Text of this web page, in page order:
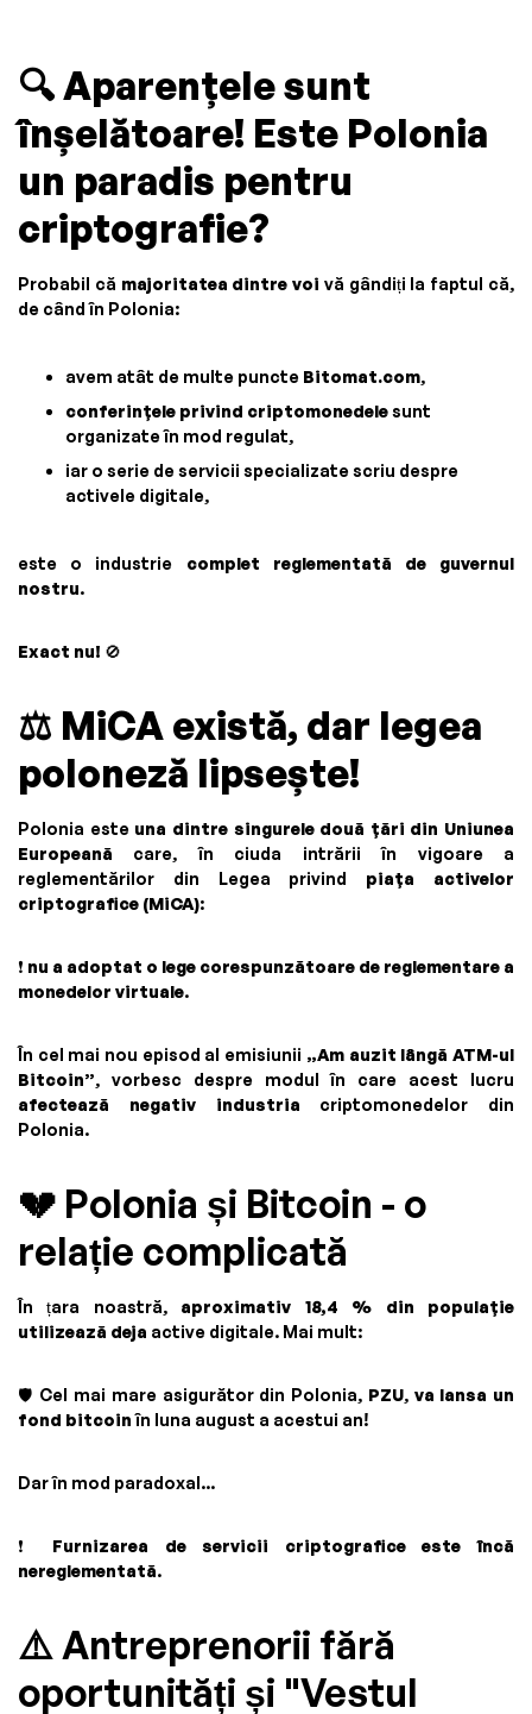
🔍Aparențele sunt
înșelătoare! Este Polonia
un paradis pentru
criptografie?
Probabil că majoritatea dintre voi vă gândiți la faptul că,
de când în Polonia:
avem atât de multe puncte Bitomat.com,
conferințele privind criptomonedelesunt
organizate în mod regulat,
iar o serie de servicii specializate scriu despre
activele digitale,
este o industrie complet reglementată de guvernul
nostru.
Exact nu! 🚫
⚖️ MiCA există, dar legea
poloneză lipsește!
Polonia este una dintre singurele două țări din Uniunea
Europeană care, în ciuda intrării în vigoare a
reglementărilor din Legea privind piața activelor
criptografice (MiCA):
❗ nu a adoptat o lege corespunzătoare de reglementare a
monedelor virtuale.
În cel mai nou episod al emisiunii „Am auzit lângă ATM-ul
Bitcoin”, vorbesc despre modul în care acest lucru
afectează negativ industria criptomonedelor din
Polonia.
💔 Polonia și Bitcoin - o
relație complicată
În țara noastră, aproximativ 18,4 % din populație
utilizează deja active digitale. Mai mult:
🛡️ Cel mai mare asigurător din Polonia, PZU, va lansa un
fond bitcoinîn luna august a acestui an!
Dar în mod paradoxal...
❗ Furnizarea de servicii criptografice este încă
nereglementată.
⚠️ Antreprenorii fără
oportunități și "Vestul